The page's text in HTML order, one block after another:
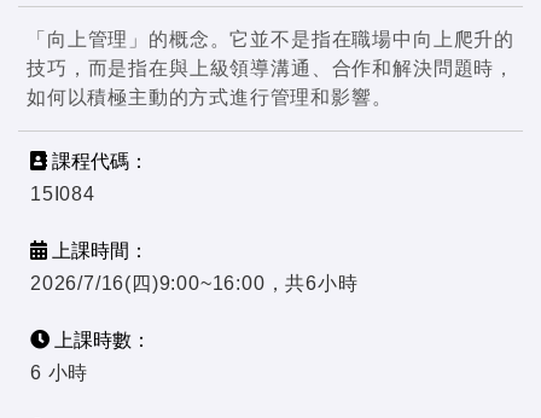
「向上管理」的概念。它並不是指在職場中向上爬升的
技巧，而是指在與上級領導溝通、合作和解決問題時，
如何以積極主動的方式進行管理和影響。
課程代碼：
15I084
上課時間：
2026/7/16(四)9:00~16:00，共6小時
上課時數：
6 小時